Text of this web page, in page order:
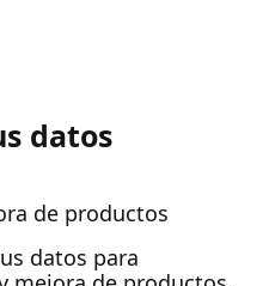
datos
de productos
datos para